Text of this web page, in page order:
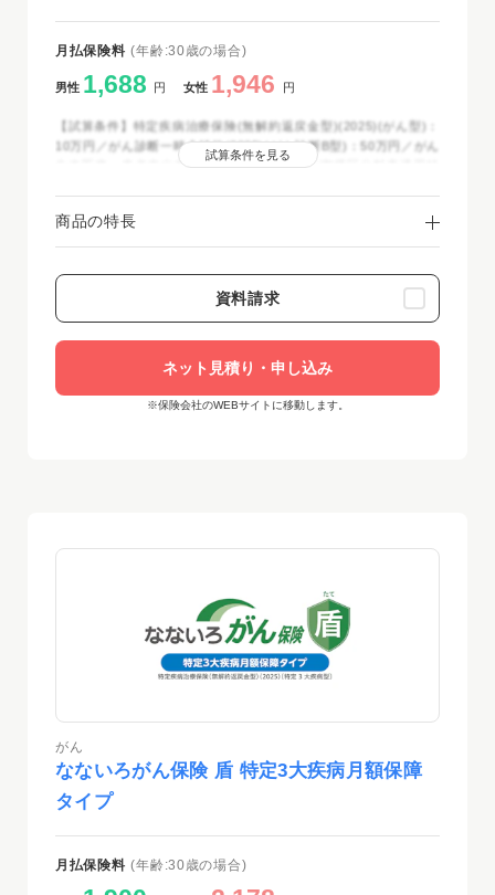
月払保険料 (年齢:30歳の場合)
男性 1,688 円 女性 1,946 円
【試算条件】特定疾病治療保険(無解約返戻金型)(2025)(がん型)：
10万円／がん診断一時金特約(2025)(がん診断B型)：50万円／がん
先進医療・患者申出療養特約(2025)：付加／喫煙区分料率適用特
12月時点
試算条件を見る
商品の特長
資料請求
ネット見積り・申し込み
※保険会社のWEBサイトに移動します。
がん
なないろがん保険 盾 特定3大疾病月額保障
タイプ
月払保険料 (年齢:30歳の場合)